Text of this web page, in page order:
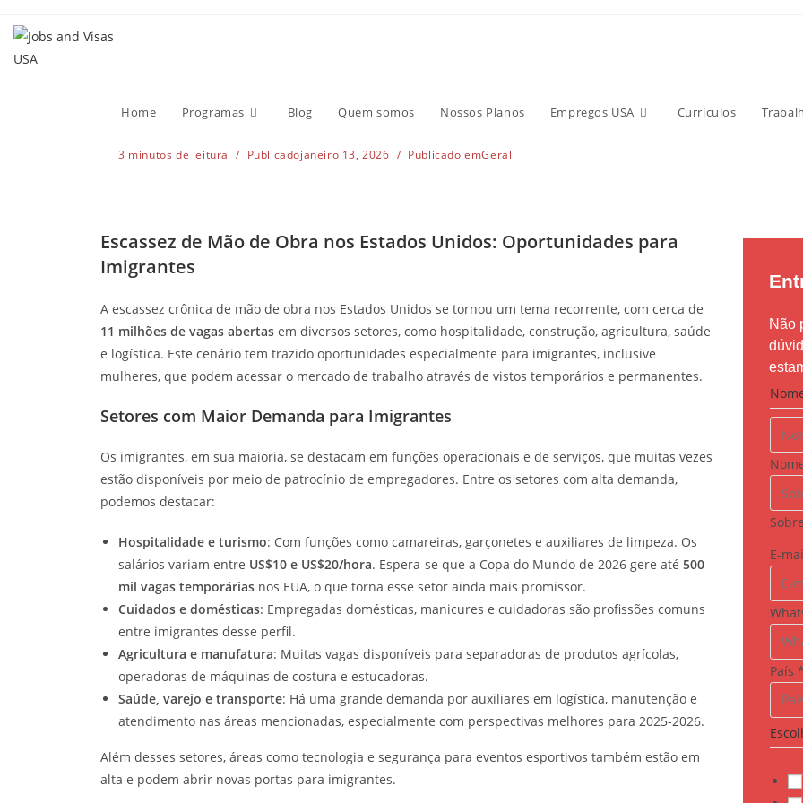
Home Programas Blog Quem somos Nossos Planos Empregos USA Currículos
Oportunidades para Imigrantes
3 minutos de leitura Publicadojaneiro 13, 2026 Publicado emGeral
Escassez de Mão de Obra nos Estados Unidos: Oportunidades para
Imigrantes
A escassez crônica de mão de obra nos Estados Unidos se tornou um tema recorrente, com cerca de
11 milhões de vagas abertas em diversos setores, como hospitalidade, construção, agricultura, saúde
e logística. Este cenário tem trazido oportunidades especialmente para imigrantes, inclusive
mulheres, que podem acessar o mercado de trabalho através de vistos temporários e permanentes.
Setores com Maior Demanda para Imigrantes
Os imigrantes, em sua maioria, se destacam em funções operacionais e de serviços, que muitas vezes
estão disponíveis por meio de patrocínio de empregadores. Entre os setores com alta demanda,
podemos destacar:
Hospitalidade e turismo: Com funções como camareiras, garçonetes e auxiliares de limpeza. Os
salários variam entre US$10 e US$20/hora. Espera-se que a Copa do Mundo de 2026 gere até 500
mil vagas temporárias nos EUA, o que torna esse setor ainda mais promissor.
Cuidados e domésticas: Empregadas domésticas, manicures e cuidadoras são profissões comuns
entre imigrantes desse perfil.
Agricultura e manufatura: Muitas vagas disponíveis para separadoras de produtos agrícolas,
operadoras de máquinas de costura e estucadoras.
Saúde, varejo e transporte: Há uma grande demanda por auxiliares em logística, manutenção e
atendimento nas áreas mencionadas, especialmente com perspectivas melhores para 2025-2026.
Além desses setores, áreas como tecnologia e segurança para eventos esportivos também estão em
alta e podem abrir novas portas para imigrantes.
Não
E
m
a
l
p
r
o
r
E-
País*